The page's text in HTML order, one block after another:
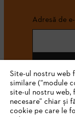
Adresă de
Site-ul nostru web
similare (“module
site-ul nostru web,
necesare” chiar și
cookie pe care le